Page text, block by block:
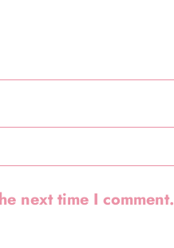
next time I comment.